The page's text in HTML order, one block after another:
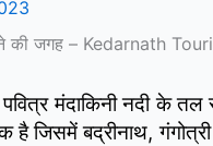
की जगह – Kedarnath
पवित्र मंदाकिनी नदी के
है जिसमें बद्रीनाथ,